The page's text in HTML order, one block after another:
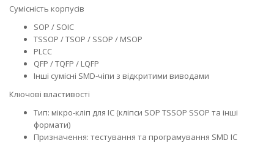
Сумісність корпусів
SOP / SOIC
TSSOP / TSOP / SSOP / MSOP
PLCC
QFP / TQFP / LQFP
Інші сумісні SMD‑чіпи з відкритими виводами
Ключові властивості
Тип: мікро‑кліп для IC (кліпси SOP TSSOP SSOP та інші
формати)
Призначення: тестування та програмування SMD IC